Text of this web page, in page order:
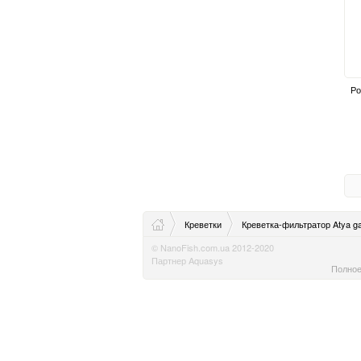
Креветки
Креветка-фильтратор Atya
© NanoFish.com.ua 2012-2020
Партнер Aquasys